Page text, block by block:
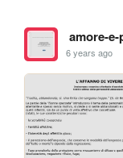
amore-
6 years ago